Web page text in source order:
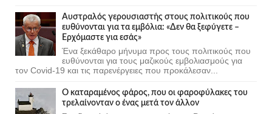
Αυστραλός γερουσιαστής στους πολιτικούς που
ευθύνονται για τα εμβόλια: «Δεν θα ξεφύγετε –
Ερχόμαστε για εσάς»
Ένα ξεκάθαρο μήνυμα προς τους πολιτικούς που
ευθύνονται για τους μαζικούς εμβολιασμούς για
τον Covid-19 και τις παρενέργειες που προκάλεσαν...
Ο καταραμένος φάρος, που οι φαροφύλακες του
τρελαίνονταν ο ένας μετά τον άλλον